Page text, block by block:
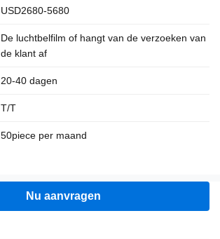
USD2680-5680
De luchtbelfilm of hangt van de verzoeken van
de klant af
20-40 dagen
T/T
50piece per maand
Nu aanvragen